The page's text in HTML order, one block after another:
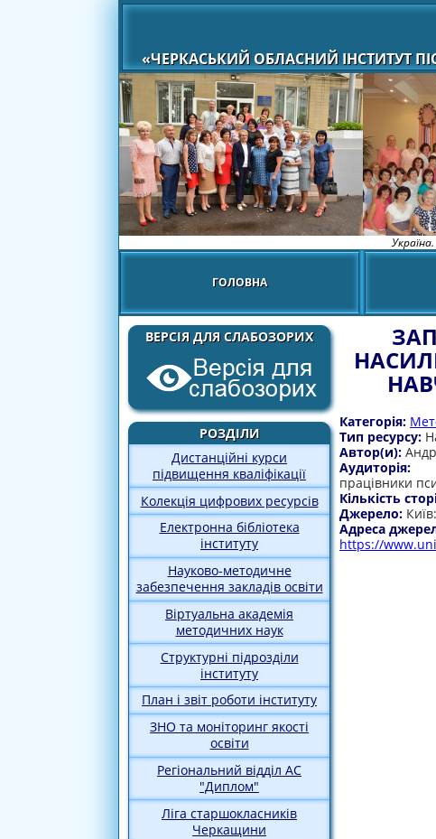
«ЧЕРКАСЬКИЙ ОБЛАСНИЙ ІНСТИТУТ
ГОЛОВНА
ВЕРСІЯ ДЛЯ СЛАБОЗОРИХ
РОЗДІЛИ
Дистанційні курси
підвищення кваліфікації
Колекція цифрових ресурсів
Електронна бібліотека
інституту
Науково-методичне
забезпечення закладів освіти
Віртуальна академія
методичних наук
Структурні підрозділи
інституту
План і звіт роботи інституту
ЗНО та моніторинг якості
освіти
Регіональний відділ АС
"Диплом"
Ліга старшокласників
Черкащини
Категорія:
Тип ресурсу:
Автор(и):
Аудиторія:
працівники
Кількість
Джерело:
Адреса
https://